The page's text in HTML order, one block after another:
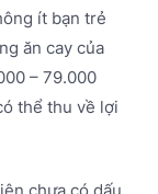
ít bạn trẻ
ăn cay của
– 79.000
thể thu về lợi